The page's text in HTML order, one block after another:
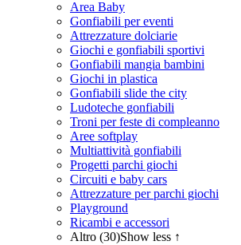
Area Baby
Gonfiabili per eventi
Attrezzature dolciarie
Giochi e gonfiabili sportivi
Gonfiabili mangia bambini
Giochi in plastica
Gonfiabili slide the city
Ludoteche gonfiabili
Troni per feste di compleanno
Aree softplay
Multiattività gonfiabili
Progetti parchi giochi
Circuiti e baby cars
Attrezzature per parchi giochi
Playground
Ricambi e accessori
Altro (30)Show less ↑